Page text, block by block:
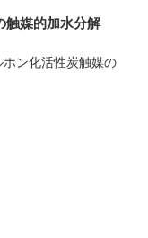
触媒的加水分解
ン化活性炭触媒の